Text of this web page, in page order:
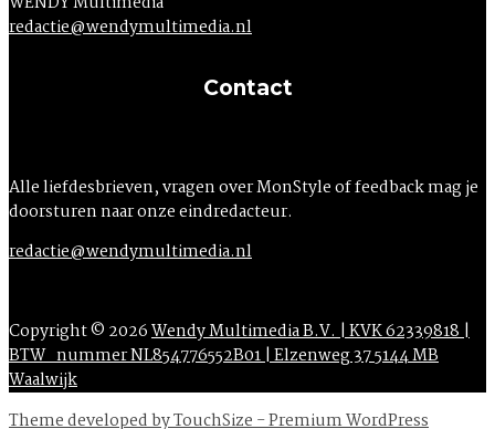
redactie@wendymultimedia.nl
Contact
Alle liefdesbrieven, vragen over MonStyle of feedback mag je
doorsturen naar onze eindredacteur.
redactie@wendymultimedia.nl
Copyright © 2026Wendy Multimedia B.V. | KVK 62339818 |
BTW_nummer NL854776552B01 | Elzenweg 37 5144 MB
Waalwijk
Theme developed by TouchSize - Premium WordPress